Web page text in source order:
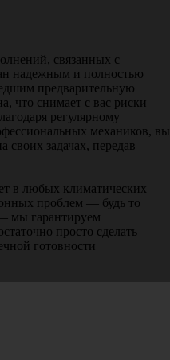
связанных с
надежным и полностью
предварительную
что снимает с вас риски
регулярному
механиков, вы
своих задачах, передав
в любых климатических
проблем — будь то
мы гарантируем
просто сделать
готовности